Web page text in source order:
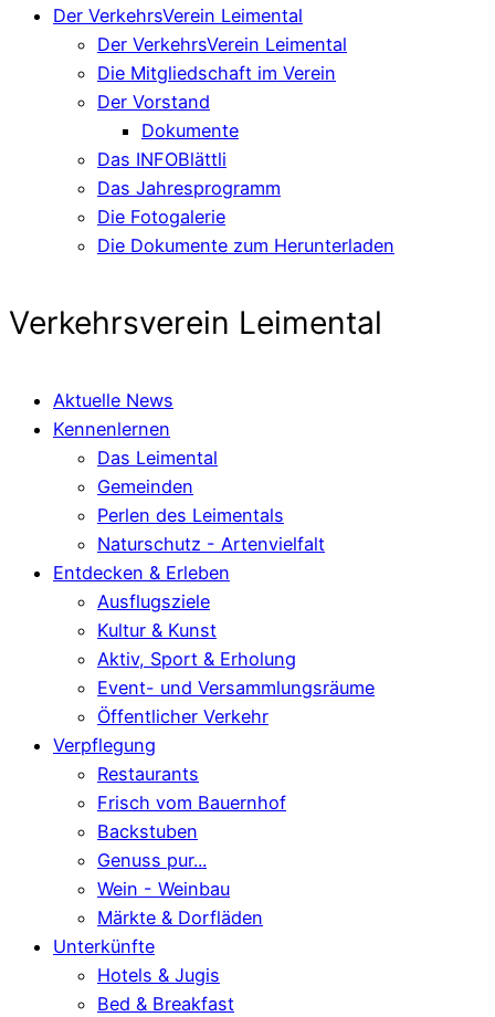
Der VerkehrsVerein Leimental
Der VerkehrsVerein Leimental
Die Mitgliedschaft im Verein
Der Vorstand
Dokumente
Das INFOBlättli
Das Jahresprogramm
Die Fotogalerie
Die Dokumente zum Herunterladen
Verkehrsverein Leimental
Aktuelle News
Kennenlernen
Das Leimental
Gemeinden
Perlen des Leimentals
Naturschutz - Artenvielfalt
Entdecken & Erleben
Ausflugsziele
Kultur & Kunst
Aktiv, Sport & Erholung
Event- und Versammlungsräume
Öffentlicher Verkehr
Verpflegung
Restaurants
Frisch vom Bauernhof
Backstuben
Genuss pur...
Wein - Weinbau
Märkte & Dorfläden
Unterkünfte
Hotels & Jugis
Bed & Breakfast